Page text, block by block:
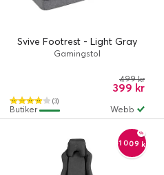
Svive Footrest - Light Gray
Gamingstol
(3)
399 kr
499 kr
Webb
Butiker
-1 009 kr